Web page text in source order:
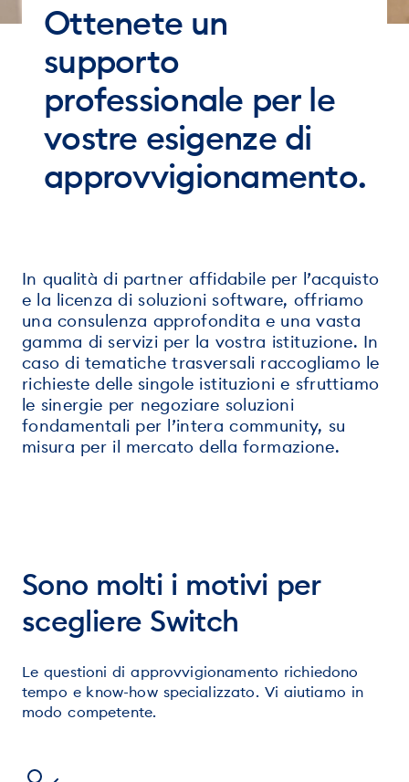
Ottenete un
supporto
professionale per le
vostre esigenze di
approvvigionamento.
In qualità di partner affidabile per l’acquisto
e la licenza di soluzioni software, offriamo
una consulenza approfondita e una vasta
gamma di servizi per la vostra istituzione. In
caso di tematiche trasversali raccogliamo le
richieste delle singole istituzioni e sfruttiamo
le sinergie per negoziare soluzioni
fondamentali per l’intera community, su
misura per il mercato della formazione.
Sono molti i motivi per
scegliere Switch
Le questioni di approvvigionamento richiedono
tempo e know-how specializzato. Vi aiutiamo in
modo competente.